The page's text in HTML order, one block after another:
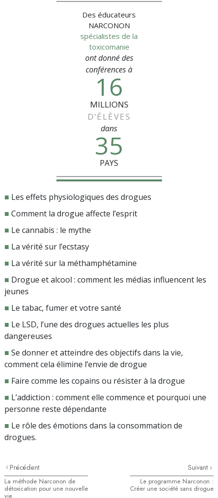
Des éducateurs
NARCONON
spécialistes de la
toxicomanie
ont donné des
conférences à
16
MILLIONS
D’ÉLÈVES
dans
35
PAYS
■ Les effets physiologiques des drogues
■ Comment la drogue affecte l’esprit
■ Le cannabis : le mythe
■ La vérité sur l’ecstasy
■ La vérité sur la méthamphétamine
■ Drogue et alcool : comment les médias influencent les
jeunes
■ Le tabac, fumer et votre santé
■ Le LSD, l’une des drogues actuelles les plus
dangereuses
■ Se donner et atteindre des objectifs dans la vie,
comment cela élimine l’envie de drogue
■ Faire comme les copains ou résister à la drogue
■ L’addiction : comment elle commence et pourquoi une
personne reste dépendante
■ Le rôle des émotions dans la consommation de
drogues.
Précédent
La méthode Narconon de
détoxication pour une nouvelle
vie
Suivant
Le programme Narconon :
Créer une société sans drogue